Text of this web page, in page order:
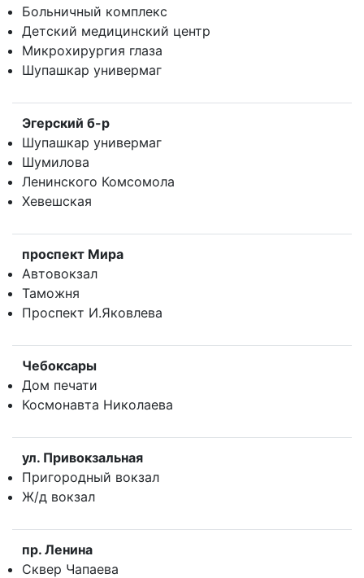
Больничный комплекс
Детский медицинский центр
Микрохирургия глаза
Шупашкар универмаг
Эгерский б-р
Шупашкар универмаг
Шумилова
Ленинского Комсомола
Хевешская
проспект Мира
Автовокзал
Таможня
Проспект И.Яковлева
Чебоксары
Дом печати
Космонавта Николаева
ул. Привокзальная
Пригородный вокзал
Ж/д вокзал
пр. Ленина
Сквер Чапаева